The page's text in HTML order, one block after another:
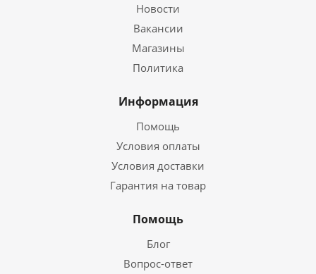
Новости
Вакансии
Магазины
Политика
Информация
Помощь
Условия оплаты
Условия доставки
Гарантия на товар
Помощь
Блог
Вопрос-ответ